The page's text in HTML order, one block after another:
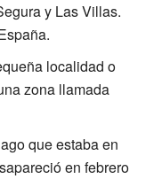
y Las Villas.
localidad o
zona llamada
que estaba en
en febrero